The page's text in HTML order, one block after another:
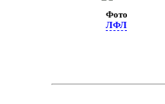
Фото
ЛФЛ